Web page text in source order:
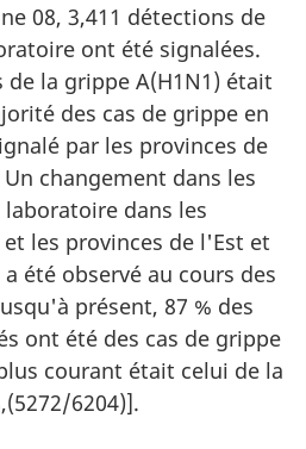
08, 3,411 détections de
ont été signalées.
de la grippe A(H1N1) était
des cas de grippe en
par les provinces de
changement dans les
dans les
les provinces de l'Est et
été observé au cours des
présent, 87 % des
ont été des cas de grippe
courant était celui de la
6204)].